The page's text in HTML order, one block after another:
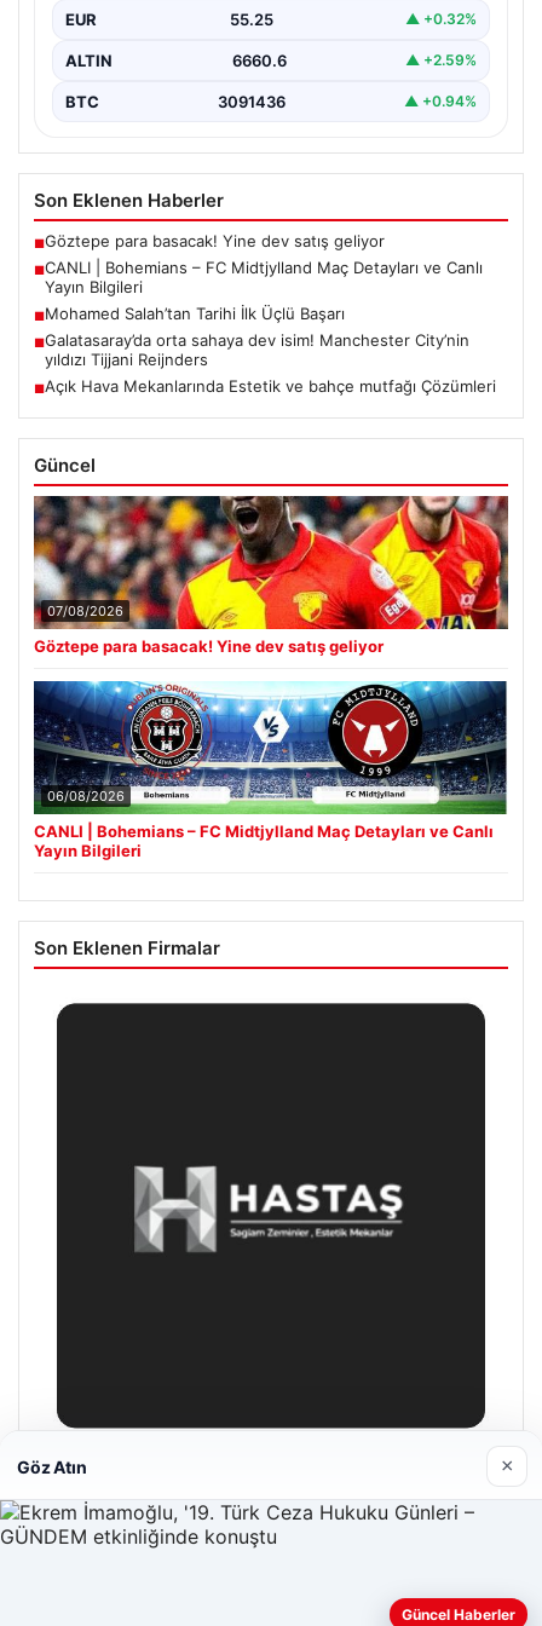
EUR 55.25 ▲ +0.32%
ALTIN 6660.6 ▲ +2.59%
BTC 3091436 ▲ +0.94%
Son Eklenen Haberler
■Göztepe para basacak! Yine dev satış geliyor
■CANLI | Bohemians – FC Midtjylland Maç Detayları ve Canlı
Yayın Bilgileri
■Mohamed Salah’tan Tarihi İlk Üçlü Başarı
■Galatasaray’da orta sahaya dev isim! Manchester City’nin
yıldızı Tijjani Reijnders
■Açık Hava Mekanlarında Estetik ve bahçe mutfağı Çözümleri
Güncel
07/08/2026
Göztepe para basacak! Yine dev satış geliyor
06/08/2026
CANLI | Bohemians – FC Midtjylland Maç Detayları ve Canlı
Yayın Bilgileri
Son Eklenen Firmalar
Hastaş Beton
26/05/2026
Göz Atın ×
Güncel Haberler